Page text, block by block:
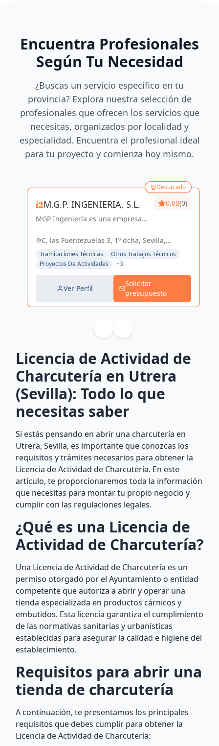
Encuentra Profesionales
Según Tu Necesidad
¿Buscas un servicio específico en tu
provincia? Explora nuestra selección de
profesionales que ofrecen los servicios que
necesitas, organizados por localidad y
especialidad. Encuentra el profesional ideal
para tu proyecto y comienza hoy mismo.
Destacado
M.G.P. INGENIERIA, S.L.
MGP Ingeniería es una empresa
proyectos de Ingeniería y
experiencia en el sector Industrial,
Logístico, Comercial...
0.00(0)
C. las Fuentezuelas 3, 1º dcha, Sevilla,
España, España
Tramitaciones Técnicas
Otros Trabajos Técnicos
Proyectos De Actividades
+3
Ver Perfil
Solicitar
presupuesto
Licencia de Actividad de
Charcutería en Utrera
(Sevilla): Todo lo que
necesitas saber
Si estás pensando en abrir una charcutería en
Utrera, Sevilla, es importante que conozcas los
requisitos y trámites necesarios para obtener la
Licencia de Actividad de Charcutería. En este
artículo, te proporcionaremos toda la información
que necesitas para montar tu propio negocio y
cumplir con las regulaciones legales.
¿Qué es una Licencia de
Actividad de Charcutería?
Una Licencia de Actividad de Charcutería es un
permiso otorgado por el Ayuntamiento o entidad
competente que autoriza a abrir y operar una
tienda especializada en productos cárnicos y
embutidos. Esta licencia garantiza el cumplimiento
de las normativas sanitarias y urbanísticas
establecidas para asegurar la calidad e higiene del
establecimiento.
Requisitos para abrir una
tienda de charcutería
A continuación, te presentamos los principales
requisitos que debes cumplir para obtener la
Licencia de Actividad de Charcutería: